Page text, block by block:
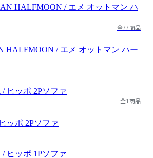
全77商品
HALFMOON / エメ オットマン ハー
全1商品
ッポ 2Pソファ